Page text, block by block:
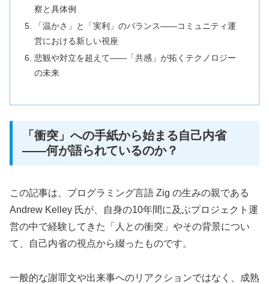
察と具体例
「温かさ」と「実利」のバランス——コミュニティ運
営における新しい視座
悲観や対立を超えて——「共感」が拓くテクノロジー
の未来
「衝突」への手紙から始まる自己内省
——何が語られているのか？
この記事は、プログラミング言語 Zig の生みの親である
Andrew Kelley 氏が、自身の10年間に及ぶプロジェクト運
営の中で経験してきた「人との衝突」やその背景につい
て、自己内省の視点から綴ったものです。
一般的な謝罪文や出来事へのリアクションではなく、成熟